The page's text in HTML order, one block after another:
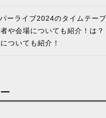
ーライブ2024のタイムテーブ
や会場についても紹介！は？
ついても紹介！